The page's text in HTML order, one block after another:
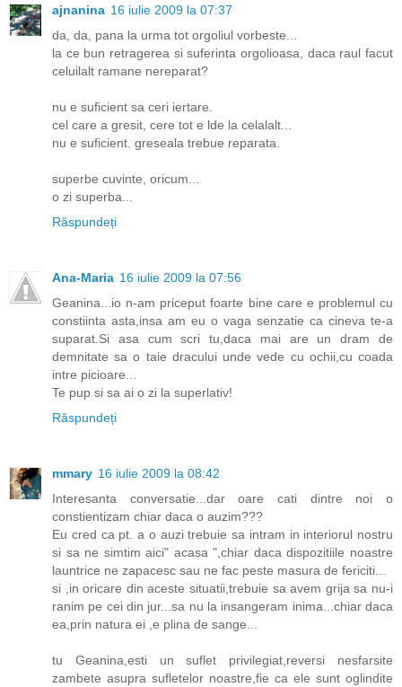
ajnanina 16 iulie 2009 la 07:37
da, da, pana la urma tot orgoliul vorbeste...
la ce bun retragerea si suferinta orgolioasa, daca raul facut
celuilalt ramane nereparat?
nu e suficient sa ceri iertare.
cel care a gresit, cere tot e lde la celalalt...
nu e suficient. greseala trebue reparata.
superbe cuvinte, oricum...
o zi superba...
Răspundeți
Ana-Maria 16 iulie 2009 la 07:56
Geanina...io n-am priceput foarte bine care e problemul cu
constiinta asta,insa am eu o vaga senzatie ca cineva te-a
suparat.Si asa cum scri tu,daca mai are un dram de
demnitate sa o taie dracului unde vede cu ochii,cu coada
intre picioare...
Te pup si sa ai o zi la superlativ!
Răspundeți
mmary 16 iulie 2009 la 08:42
Interesanta conversatie...dar oare cati dintre noi o
constientizam chiar daca o auzim???
Eu cred ca pt. a o auzi trebuie sa intram in interiorul nostru
si sa ne simtim aici" acasa ",chiar daca dispozitiile noastre
launtrice ne zapacesc sau ne fac peste masura de fericiti...
si ,in oricare din aceste situatii,trebuie sa avem grija sa nu-i
ranim pe cei din jur...sa nu la insangeram inima...chiar daca
ea,prin natura ei ,e plina de sange...
tu Geanina,esti un suflet privilegiat,reversi nesfarsite
zambete asupra sufletelor noastre,fie ca ele sunt oglindite